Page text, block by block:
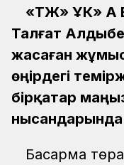
«ҚТЖ» ҰК»
Талғат
жасаған
өңірдегі
бірқатар
Басқарма